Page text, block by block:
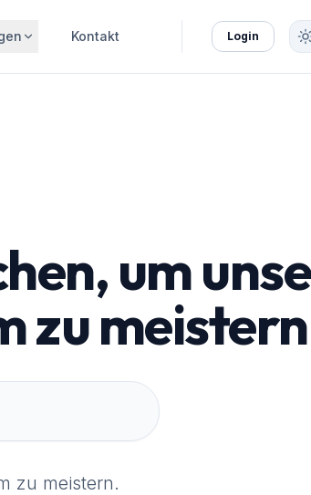
Kontakt Login
um
zu
zu meistern.